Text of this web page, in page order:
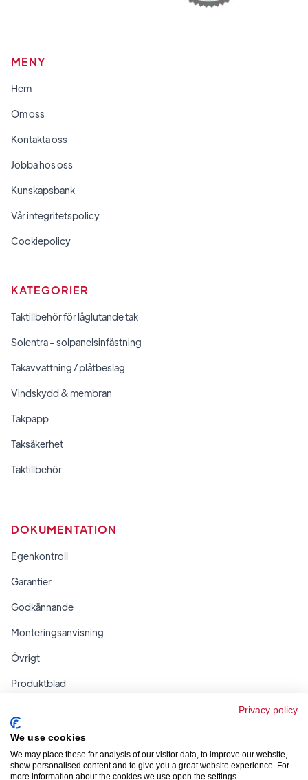
MENY
Hem
Om oss
Kontakta oss
Jobba hos oss
Kunskapsbank
Vår integritetspolicy
Cookiepolicy
KATEGORIER
Taktillbehör för låglutande tak
Solentra - solpanelsinfästning
Takavvattning / plåtbeslag
Vindskydd & membran
Takpapp
Taksäkerhet
Taktillbehör
DOKUMENTATION
Egenkontroll
Garantier
Godkännande
Monteringsanvisning
Övrigt
Produktblad
Privacy policy
We use cookies
We may place these for analysis of our visitor data, to improve our website,
show personalised content and to give you a great website experience. For
more information about the cookies we use open the settings.